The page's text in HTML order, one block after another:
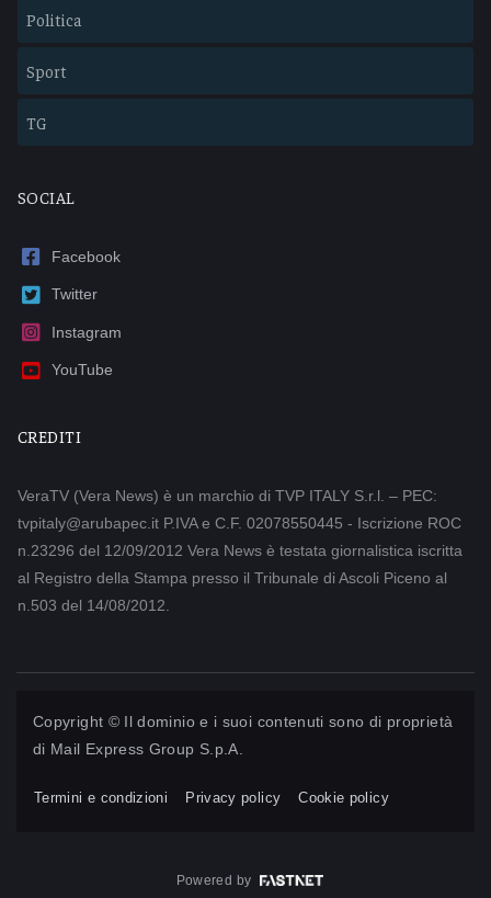
Politica
Sport
TG
SOCIAL
Facebook
Twitter
Instagram
YouTube
CREDITI
VeraTV (Vera News) è un marchio di TVP ITALY S.r.l. – PEC:
tvpitaly@arubapec.it P.IVA e C.F. 02078550445 - Iscrizione ROC
n.23296 del 12/09/2012 Vera News è testata giornalistica iscritta
al Registro della Stampa presso il Tribunale di Ascoli Piceno al
n.503 del 14/08/2012.
Copyright © Il dominio e i suoi contenuti sono di proprietà
di Mail Express Group S.p.A.
Termini e condizioni Privacy policy Cookie policy
Powered by